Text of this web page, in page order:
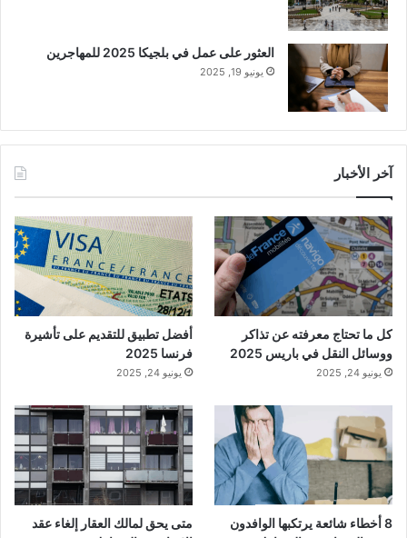
العثور على عمل في بلجيكا 2025 للمهاجرين
يونيو 19, 2025
آخر الأخبار
كل ما تحتاج معرفته عن تذاكر
ووسائل النقل في باريس 2025
يونيو 24, 2025
أفضل تطبيق للتقديم على تأشيرة
فرنسا 2025
يونيو 24, 2025
8 أخطاء شائعة يرتكبها الوافدون
متى يحق لمالك العقار إلغاء عقد